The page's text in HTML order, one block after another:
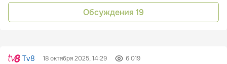
Обсуждения 19
Tv8 18 октября 2025, 14:29 6 019